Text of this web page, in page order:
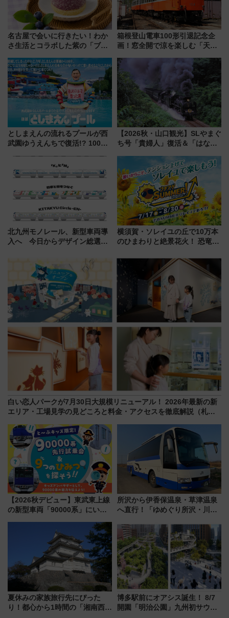
名古屋で会いに行きたい！わか
さ生活とコラボした紫の「ブル
売
箱根登山電車100形引退記念企
画！窓全開で涼を楽しむ「天然
発売
としまえんの流れるプールが西
武園ゆうえんちで復活!? 100周
イダー」に注目 2026年夏は所
沢へ遊びに行こう
【2026秋・山口観光】SLやまぐ
ち号「貴婦人」復活＆「はなあ
注目観光列車まとめ きっぷの取
り方は？
北九州モノレール、新型車両導
入へ 今日からデザイン総選挙
横須賀・ソレイユの丘で10万本
のひまわりと絶景花火！ 恐竜や
帰りお出かけ最新情報（2026年
7月17日～開催）
白い恋人パークが7月30日大規模リニューアル！ 2026年最新の新
エリア・工場見学の見どころと料金・アクセスを徹底解説（札幌
【2026秋デビュー】東武東上線
の新型車両「90000系」にいち
向け先行試乗会でキッズアンバ
サダーになろう
所沢から伊香保温泉・草津温泉
へ直行！「ゆめぐり所沢・川越
軽に 運行ダイヤ・運賃を解説
夏休みの家族旅行先にぴった
り！都心から1時間の「湘南西エ
博多駅前にオアシス誕生！ 8/7
開園「明治公園」九州初サウナ